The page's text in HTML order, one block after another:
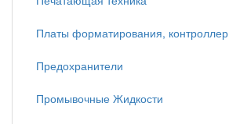
Платы форматирования, контроллер
Предохранители
Промывочные Жидкости